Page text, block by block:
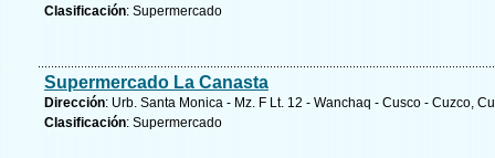
Clasificación: Supermercado
Supermercado La Canasta
Dirección: Urb. Santa Monica - Mz. F Lt. 12 - Wanchaq - Cusco - Cuzco,
Clasificación: Supermercado